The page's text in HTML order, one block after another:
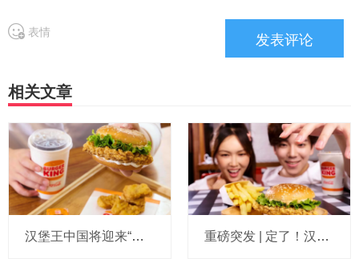
表情
相关文章
汉堡王中国将迎来“餐饮界大佬”：原肯德基中国总经理黄进栓任新董事长，他也是新东家的运营合伙人 重磅突发 | 定了！汉堡王中国业务83%股权花落CPE源峰，敲定20年主开发协议，拟注入25亿初始资金